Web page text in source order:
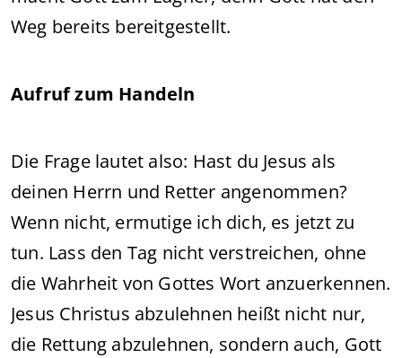
Weg bereits bereitgestellt.
Aufruf zum Handeln
Die Frage lautet also: Hast du Jesus als
deinen Herrn und Retter angenommen?
Wenn nicht, ermutige ich dich, es jetzt zu
tun. Lass den Tag nicht verstreichen, ohne
die Wahrheit von Gottes Wort anzuerkennen.
Jesus Christus abzulehnen heißt nicht nur,
die Rettung abzulehnen, sondern auch, Gott